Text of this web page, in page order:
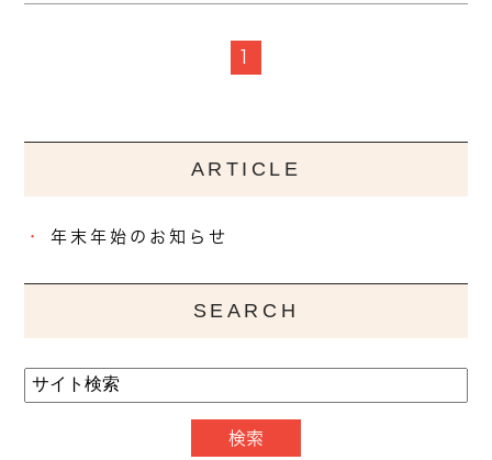
1
ARTICLE
年末年始のお知らせ
SEARCH